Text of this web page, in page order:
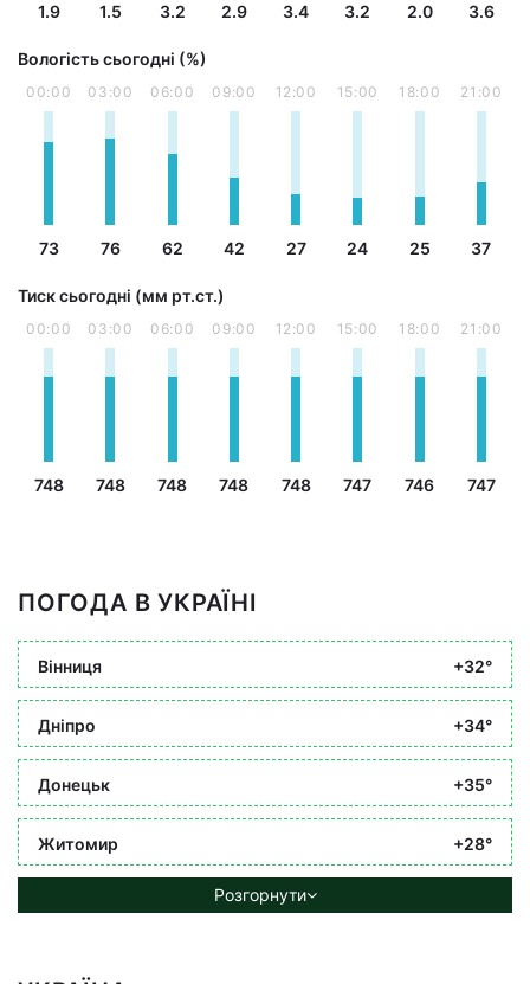
1.9 1.5 3.2 2.9 3.4 3.2 2.0 3.6
Вологість сьогодні (%)
00:00
73
03:00
76
06:00
62
09:00
42
12:00
27
15:00
24
18:00
25
21:00
37
Тиск сьогодні (мм рт.ст.)
00:00
748
03:00
748
06:00
748
09:00
748
12:00
748
15:00
747
18:00
746
21:00
747
ПОГОДА В УКРАЇНІ
Вінниця +32°
Дніпро +34°
Донецьк +35°
Житомир +28°
Розгорнути